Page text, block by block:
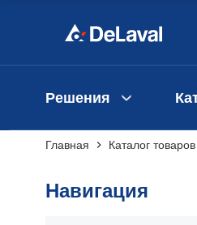
Решения
Главная Каталог товаров
Навигация